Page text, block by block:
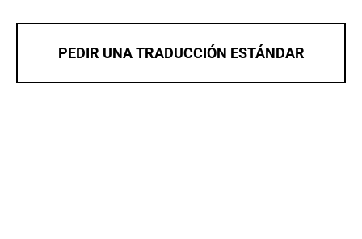
PEDIR UNA TRADUCCIÓN ESTÁNDAR